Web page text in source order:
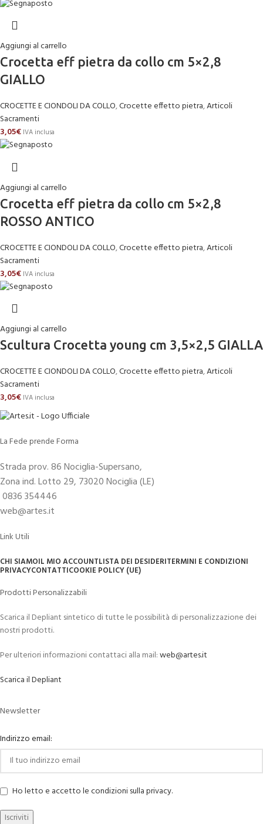
Aggiungi al carrello
Crocetta eff pietra da collo cm 5×2,8
GIALLO
CROCETTE E CIONDOLI DA COLLO,Crocette effetto pietra,Articoli
Sacramenti
3,05€ IVA inclusa
Aggiungi al carrello
Crocetta eff pietra da collo cm 5×2,8
ROSSO ANTICO
CROCETTE E CIONDOLI DA COLLO,Crocette effetto pietra,Articoli
Sacramenti
3,05€ IVA inclusa
Aggiungi al carrello
Scultura Crocetta young cm 3,5×2,5 GIALLA
CROCETTE E CIONDOLI DA COLLO,Crocette effetto pietra,Articoli
Sacramenti
3,05€ IVA inclusa
La Fede prende Forma
Strada prov. 86 Nociglia-Supersano,
Zona ind. Lotto 29, 73020 Nociglia (LE)
0836 354446
web@artes.it
Link Utili
CHI SIAMOIL MIO ACCOUNTLISTA DEI DESIDERITERMINI E CONDIZIONI
PRIVACYCONTATTICOOKIE POLICY (UE)
Prodotti Personalizzabili
Scarica il Depliant sintetico di tutte le possibilità di personalizzazione dei
nostri prodotti.
Per ulteriori informazioni contattaci alla mail:web@artes.it
Scarica il Depliant
Newsletter
Indirizzo email:
Ho letto e accetto le condizioni sulla privacy.